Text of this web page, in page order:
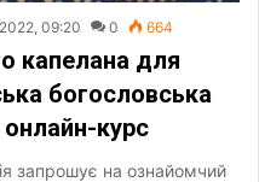
09:20 0 664
капелана для
богословська
онлайн-курс
запрошує на ознайомчий